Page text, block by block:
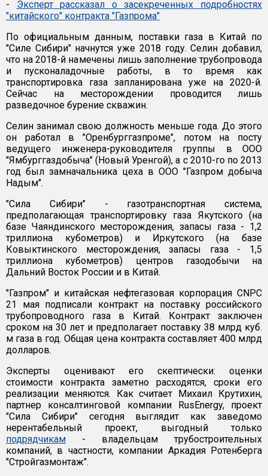
- Эксперт рассказал о засекреченных подробностях
"китайского" контракта "Газпрома"
По официальным данным, поставки газа в Китай по
"Силе Сибири" начнутся уже 2018 году. Селин добавил,
что на 2018-й намечены лишь заполнение трубопровода
и пусконаладочные работы, в то время как
транспортировка газа запланирована уже на 2020-й.
Сейчас на месторождении проводится лишь
разведочное бурение скважин.
Селин занимал свою должность меньше года. До этого
он работал в "Оренбурггазпроме", потом на посту
ведущего инженера-руководителя группы в ООО
"Ямбурггаздобыча" (Новый Уренгой), а с 2010-го по 2013
год был замначальника цеха в ООО "Газпром добыча
Надым".
"Сила Сибири" - газотранспортная система,
предполагающая транспортировку газа Якутского (на
базе Чаяндинского месторождения, запасы газа - 1,2
триллиона кубометров) и Иркутского (на базе
Ковыктинского месторождения, запасы газа - 1,5
триллиона кубометров) центров газодобычи на
Дальний Восток России и в Китай.
"Газпром" и китайская нефтегазовая корпорация CNPC
21 мая подписали контракт на поставку российского
трубопроводного газа в Китай. Контракт заключен
сроком на 30 лет и предполагает поставку 38 млрд куб.
м газа в год. Общая цена контракта составляет 400 млрд
долларов.
Эксперты оценивают его скептически: оценки
стоимости контракта заметно расходятся, сроки его
реализации меняются. Как считает Михаил Крутихин,
партнер консалтинговой компании RusEnergy, проект
"Сила Сибири" сегодня выглядит как заведомо
нерентабельный проект, выгодный только
подрядчикам - владельцам трубостроительных
компаний, в частности, компании Аркадия Ротенберга
"Стройгазмонтаж".